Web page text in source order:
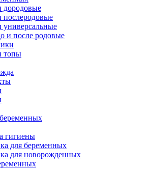
дородовые
послеродовые
универсальные
и после родовые
топы
гигиены
для беременных
для новорожденных